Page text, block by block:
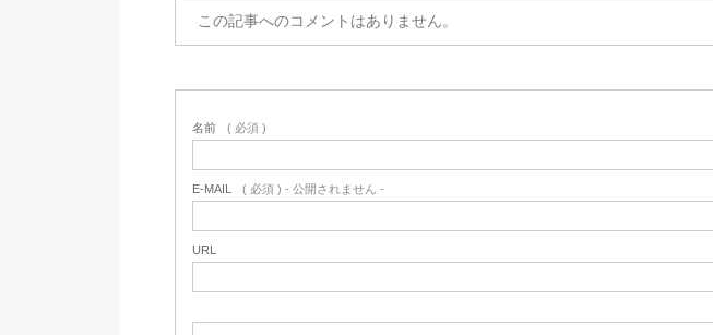
この記事へのコメントはありません。
名前 ( 必須 )
E-MAIL ( 必須 ) - 公開されません -
URL